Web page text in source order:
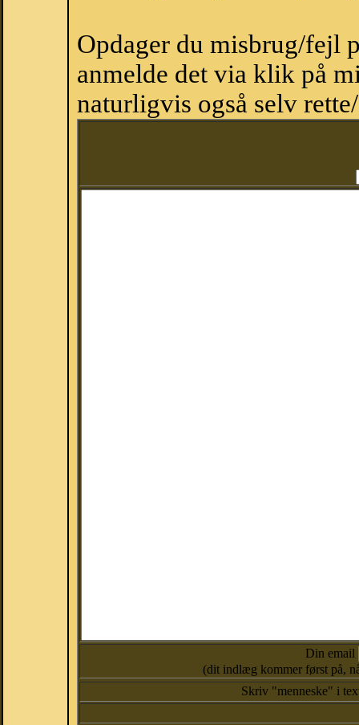
Opdager du misbrug/fejl
anmelde det via klik på
naturligvis også selv
Din email
(dit indlæg kommer først på,
Skriv "menneske" i